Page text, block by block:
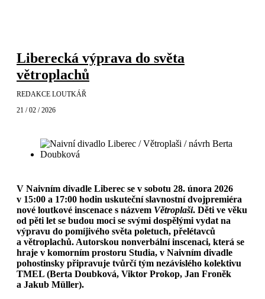
Liberecká výprava do světa
větroplachů
REDAKCE LOUTKÁŘ
21 / 02 / 2026
V Naivním divadle Liberec se v sobotu 28. února 2026
v 15:00 a 17:00 hodin uskuteční slavnostní dvojpremiéra
nové loutkové inscenace s názvem Větroplaši. Děti ve věku
od pěti let se budou moci se svými dospělými vydat na
výpravu do pomíjivého světa poletuch, přelétavců
a větroplachů. Autorskou nonverbální inscenaci, která se
hraje v komorním prostoru Studia, v Naivním divadle
pohostinsky připravuje tvůrčí tým nezávislého kolektivu
TMEL (Berta Doubková, Viktor Prokop, Jan Froněk
a Jakub Müller).